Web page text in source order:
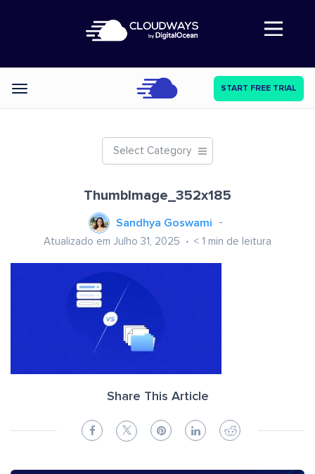
Abre a navegação
Categories START FREE TRIAL
Select Category
ThumbImage_352x185
Sandhya Goswami
Atualizado em Julho 31, 2025 < 1 min de leitura
Share This Article